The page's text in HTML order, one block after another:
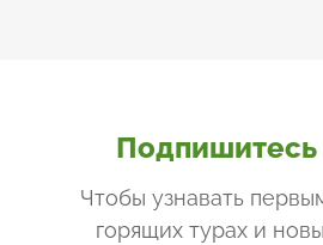
Подпишитесь
Чтобы узнавать
горящих турах и